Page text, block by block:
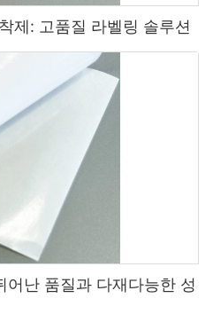
제: 고품질 라벨링 솔루션
어난 품질과 다재다능한 성